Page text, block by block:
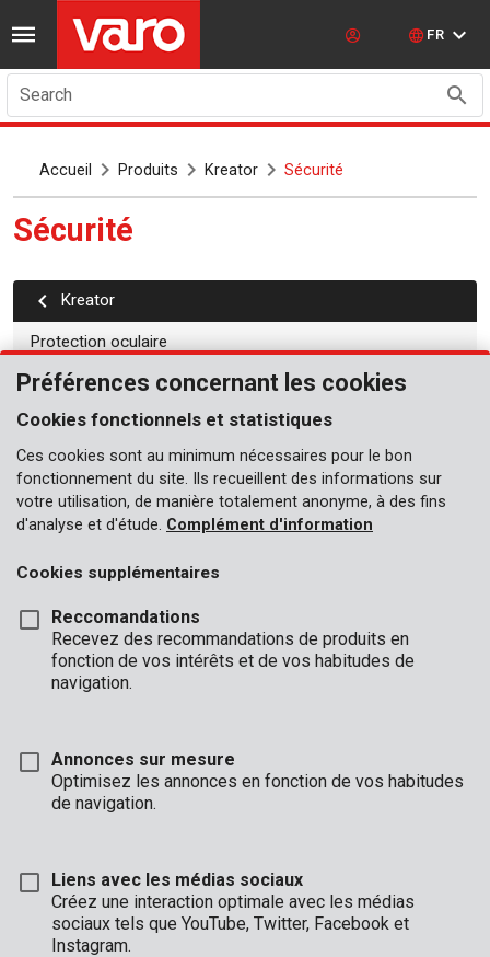
FR
Search
Accueil Produits Kreator Sécurité
Sécurité
kreator
Protection oculaire
Protection pour les oreilles
Genouillères
Masques antipoussière
Protection pour la tête
Gants
KRTS10001
Masque anti-poussiere 10 pcs
Préférences concernant les cookies
Cookies fonctionnels et statistiques
Ces cookies sont au minimum nécessaires pour le bon
fonctionnement du site. Ils recueillent des informations sur
votre utilisation, de manière totalement anonyme, à des fins
d'analyse et d'étude. Complément d'information
Cookies supplémentaires
Reccomandations
Recevez des recommandations de produits en
fonction de vos intérêts et de vos habitudes de
navigation.
Annonces sur mesure
Optimisez les annonces en fonction de vos habitudes
de navigation.
Liens avec les médias sociaux
Créez une interaction optimale avec les médias
sociaux tels que YouTube, Twitter, Facebook et
Instagram.